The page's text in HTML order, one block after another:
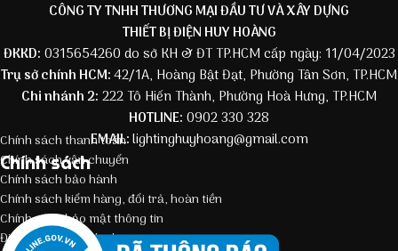
CÔNG TY TNHH THƯƠNG MẠI ĐẦU TƯ VÀ XÂY DỰNG
THIẾT BỊ ĐIỆN HUY HOÀNG
ĐKKD: 0315654260 do sở KH & ĐT TP.HCM cấp ngày: 11/04/2023
Trụ sở chính HCM:42/1A, Hoàng Bật Đạt, Phường Tân Sơn, TP.HCM
Chi nhánh 2: 222 Tô Hiến Thành, Phường Hoà Hưng, TP.HCM
HOTLINE: 0902 330 328
EMAIL:lightinghuyhoang@gmail.com
Chính sách
Chính sách thanh toán
Chính sách vận chuyển
Chính sách bảo hành
Chính sách kiểm hàng, đổi trả, hoàn tiền
Chính sách bảo mật thông tin
Điều kiện giao dịch chung